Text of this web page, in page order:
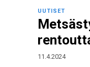
UUTISET
11.4.2024